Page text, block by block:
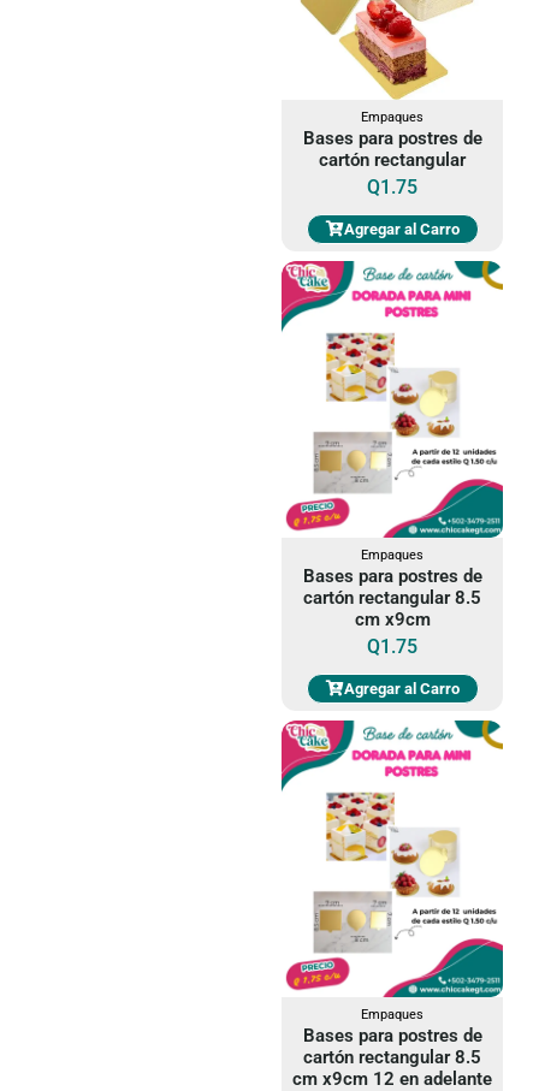
Empaques
Bases para postres de
cartón rectangular
Q1.75
Agregar al Carro
Empaques
Bases para postres de
cartón rectangular 8.5
cm x9cm
Q1.75
Agregar al Carro
Empaques
Bases para postres de
cartón rectangular 8.5
cm x9cm 12 en adelante